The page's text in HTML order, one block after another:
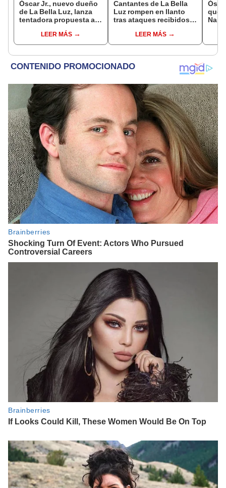
Óscar Jr., nuevo dueño
de La Bella Luz, lanza
tentadora propuesta a
denuncia por
tocamientos: “Va a
LEER MÁS
Cantantes de La Bella
Luz rompen en llanto
tras ataques recibidos
Saldaña: “Paren, por
favor”
LEER MÁS
que